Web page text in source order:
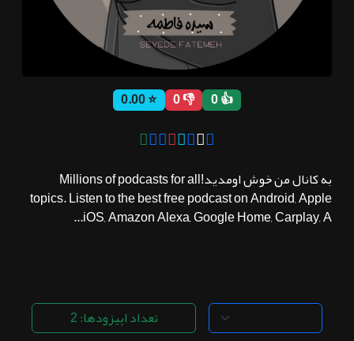
سوالات
متداول
👍 0
👎 0
⭐ 0.00
به کانال من خوش اومدید!Millions of podcasts for all
topics. Listen to the best free podcast on Android, Apple
iOS, Amazon Alexa, Google Home, Carplay, A...
تعداد اپیزودها: 2